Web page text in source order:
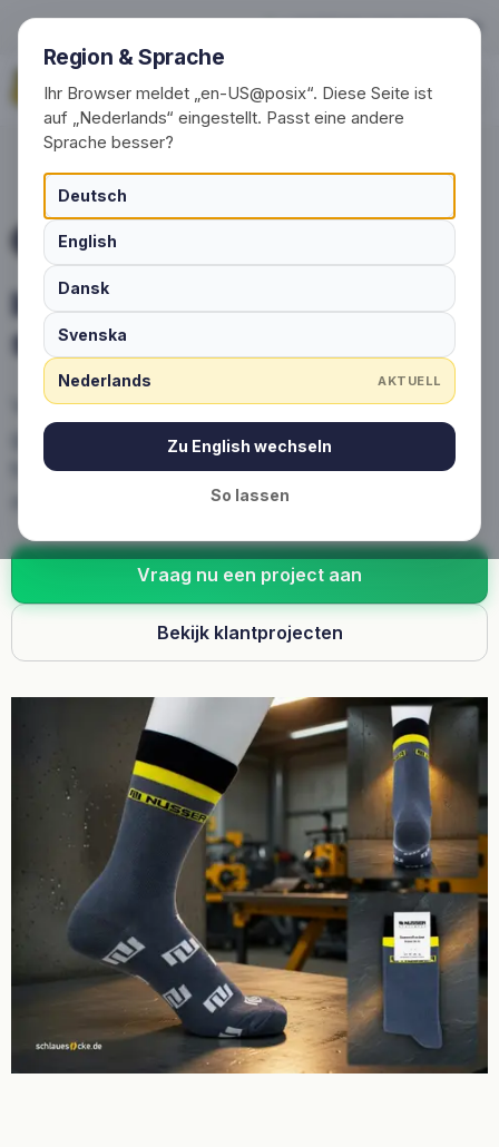
Inspiratie voor uw
Region & Sprache
Ihr Browser meldet „en-US@posix“. Diese Seite ist
auf „Nederlands“ eingestellt. Passt eine andere
Sprache besser?
Deutsch
English
Dansk
Svenska
Nederlands AKTUELL
Zu English wechseln
So lassen
+49 (0) 30 / 20 23 68 91-0
Vraag nu aan
IDEEËN & TOEPASSINGEN
Inspiratie voor uw
sokkenontwerp
Verenigingen, bedrijven en merken
gebruiken unieke sokken succesvol als
fanartikelen, giveaways, onboarding of
Vraag nu een project aan
Bekijk klantprojecten